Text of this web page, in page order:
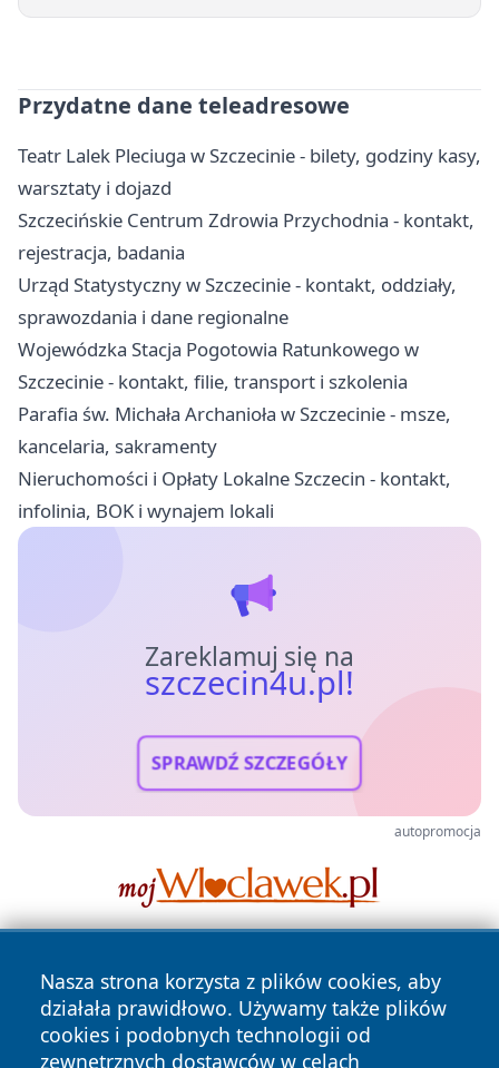
Przydatne dane teleadresowe
Teatr Lalek Pleciuga w Szczecinie - bilety, godziny kasy,
warsztaty i dojazd
Szczecińskie Centrum Zdrowia Przychodnia - kontakt,
rejestracja, badania
Urząd Statystyczny w Szczecinie - kontakt, oddziały,
sprawozdania i dane regionalne
Wojewódzka Stacja Pogotowia Ratunkowego w
Szczecinie - kontakt, filie, transport i szkolenia
Parafia św. Michała Archanioła w Szczecinie - msze,
kancelaria, sakramenty
Nieruchomości i Opłaty Lokalne Szczecin - kontakt,
infolinia, BOK i wynajem lokali
Zareklamuj się na
szczecin4u.pl!
SPRAWDŹ SZCZEGÓŁY
autopromocja
Nasza strona korzysta z plików cookies, aby
działała prawidłowo. Używamy także plików
cookies i podobnych technologii od
zewnętrznych dostawców w celach